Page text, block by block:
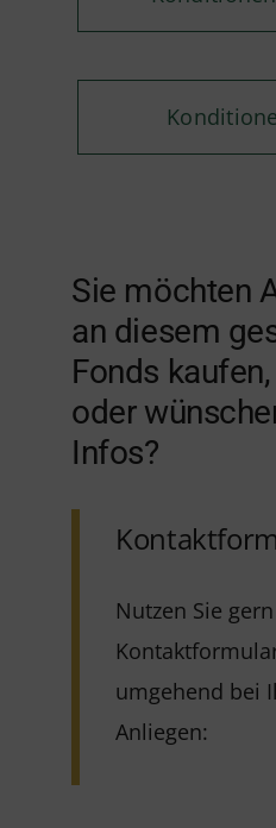
Sie möchten
an diesem
Fonds
oder
Infos?
Nutzen Sie
umgehend bei
Anliegen: